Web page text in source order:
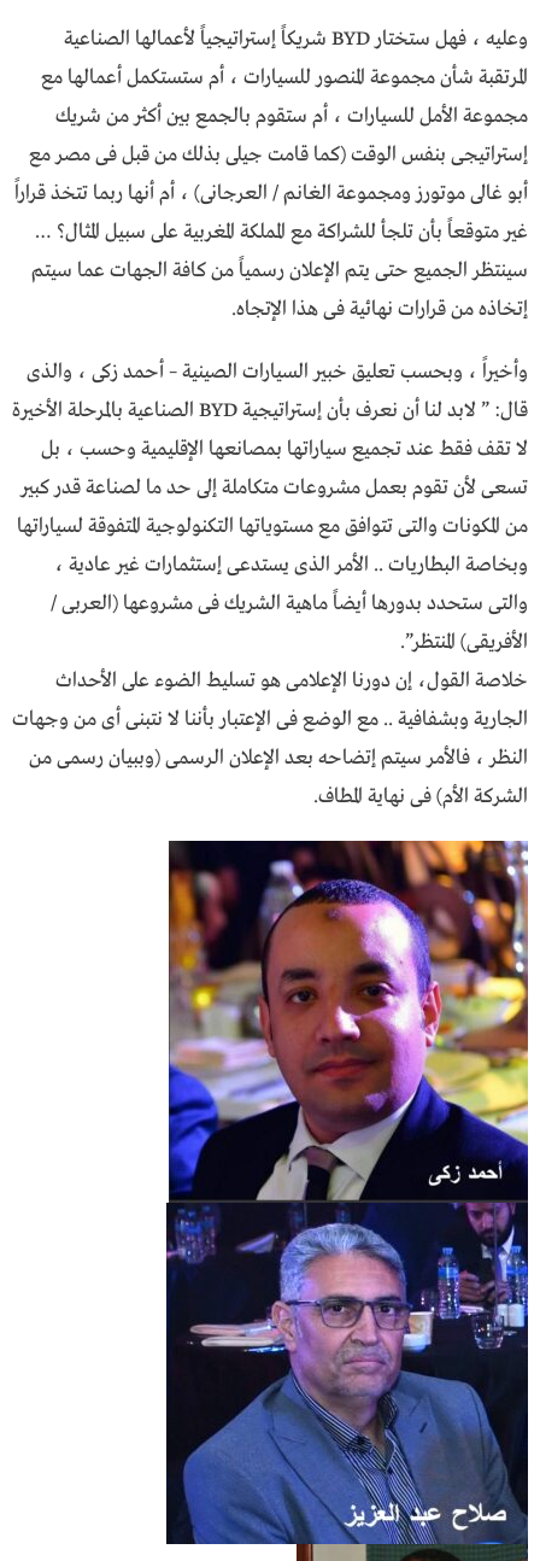
وعليه ، فهل ستختار BYD شريكاً إستراتيجياً لأعمالها الصناعية
المرتقبة شأن مجموعة المنصور للسيارات ، أم ستستكمل أعمالها مع
مجموعة الأمل للسيارات ، أم ستقوم بالجمع بين أكثر من شريك
إستراتيجى بنفس الوقت (كما قامت جيلى بذلك من قبل فى مصر مع
أبو غالى موتورز ومجموعة الغانم / العرجانى) ، أم أنها ربما تتخذ قراراً
غير متوقعاً بأن تلجأ للشراكة مع المملكة المغربية على سبيل المثال؟ …
سينتظر الجميع حتى يتم الإعلان رسمياً من كافة الجهات عما سيتم
إتخاذه من قرارات نهائية فى هذا الإتجاه.
وأخيراً ، وبحسب تعليق خبير السيارات الصينية – أحمد زكى ، والذى
قال: ” لابد لنا أن نعرف بأن إستراتيجية BYD الصناعية بالمرحلة الأخيرة
لا تقف فقط عند تجميع سياراتها بمصانعها الإقليمية وحسب ، بل
تسعى لأن تقوم بعمل مشروعات متكاملة إلى حد ما لصناعة قدر كبير
من المكونات والتى تتوافق مع مستوياتها التكنولوجية المتفوقة لسياراتها
وبخاصة البطاريات .. الأمر الذى يستدعى إستثمارات غير عادية ،
والتى ستحدد بدورها أيضاً ماهية الشريك فى مشروعها (العربى /
الأفريقى) المنتظر”.
خلاصة القول، إن دورنا الإعلامى هو تسليط الضوء على الأحداث
الجارية وبشفافية .. مع الوضع فى الإعتبار بأننا لا نتبنى أى من وجهات
النظر ، فالأمر سيتم إتضاحه بعد الإعلان الرسمى (وببيان رسمى من
الشركة الأم) فى نهاية المطاف.